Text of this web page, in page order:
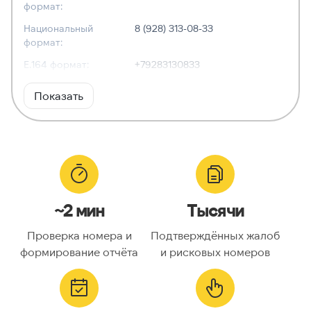
формат:
Национальный
формат:
8 (928) 313-08-33
E.164 формат:
+79283130833
RFC3966
формат:
Тип номера:
Оператор связи:
Национальный
9283130833
Код страны:
ГЕОЛОКАЦИЯ
Показать
~2 мин
Проверка номера и
формирование отчёта
Тысячи
Подтверждённых жалоб
и рисковых номеров